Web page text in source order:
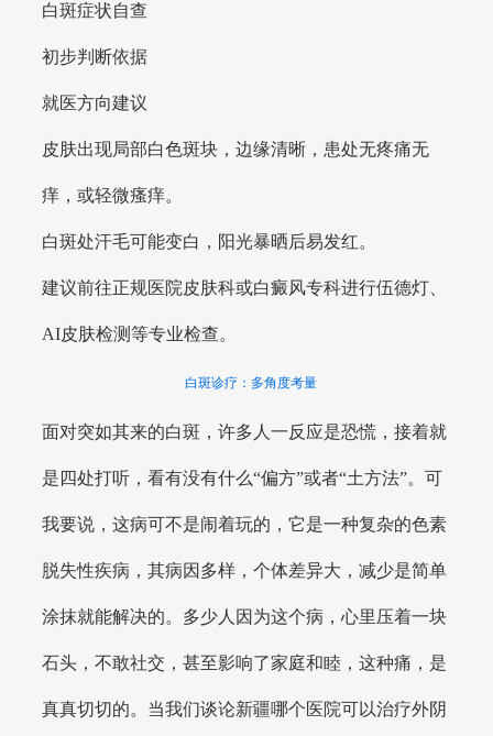
白斑症状自查
初步判断依据
就医方向建议
皮肤出现局部白色斑块，边缘清晰，患处无疼痛无
痒，或轻微瘙痒。
白斑处汗毛可能变白，阳光暴晒后易发红。
建议前往正规医院皮肤科或白癜风专科进行伍德灯、
AI皮肤检测等专业检查。
白斑诊疗：多角度考量
面对突如其来的白斑，许多人一反应是恐慌，接着就
是四处打听，看有没有什么“偏方”或者“土方法”。可
我要说，这病可不是闹着玩的，它是一种复杂的色素
脱失性疾病，其病因多样，个体差异大，减少是简单
涂抹就能解决的。多少人因为这个病，心里压着一块
石头，不敢社交，甚至影响了家庭和睦，这种痛，是
真真切切的。当我们谈论新疆哪个医院可以治疗外阴